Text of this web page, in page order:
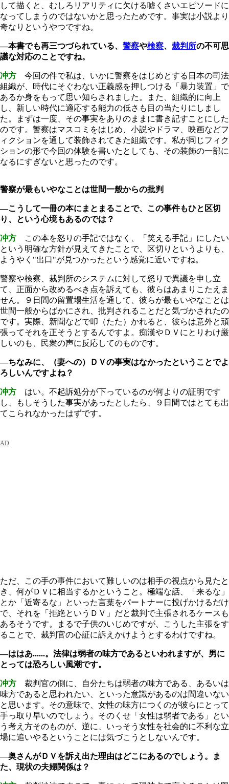
して描くと、むしろリアリティに欠ける嘘くさいエピソードに
なってしまうのではないかと思ったためです。事実は小説より
奇なりというやつですね。
―本書でも再三つづられている、 警察や検察、 裁判所の不可思
議な対応のことですね。
冲方 今回の件で私は、いかに警察をはじめとする日本の司法
組織が、時代にそぐわない正義感を押しつける「暴力装置」で
あるか身をもって思い知らされました。また、組織的に向上
し、新しい時代に適応する能力の低さも目の当たりにしまし
た。まずは一度、その事実をありのままに書き記すことにした
のです。警察はマスコミをはじめ、小説やドラマ、映画などフ
ィクションを通して装飾されてきた組織です。私が同じフィク
ションの形で今回の体験を書いたとしても、その装飾の一部に
なるにすぎないと思ったのです。
警察が最もいやなことは世間一般からの批判
―こうして一冊の本にまとまることで、この事件もひと区切
り、という心境もあるのでは？
冲方 この本を怒りの手記ではなく、「笑える手記」にしたい
という明確な方針が見えてきたことで、区切りというよりも、
ようやく"出口"が見つかったという感覚に近いですね。
警察や検察、裁判所のシステムに対して怒りで異議を申し立
て、正面から改めるべき点を訴えても、彼らはあまりこたえま
せん。９日間の留置場生活を通して、彼らが最もいやなことは
世間一般からばかにされ、批判されることだと気づかされたの
です。実際、新聞などで叩（たた）かれると、彼らは意外と頑
張ってそれを正そうとするんですよ。痴漢やＤＶにとりわけ厳
しいのも、民衆の声に反応してのものです。
―ちなみに、（妻への）ＤＶの事実はなかったということでよ
ろしいんですよね？
冲方 はい。不起訴処分が下っているのが何よりの証明です
し、もしそうした事実があったとしたら、９日間ではとても出
てこられなかったはずです。
ただ、この手の事件において難しいのは相手の視点から見たと
き、何がＤＶに相当するかということ。極端な話、「来るな」
とか「近寄るな」といった言葉をパートナーに投げかけるだけ
で、それを「拒絶というＤＶ」だと裁判で主張されるケースも
あるそうです。まるで子供のいじめですが、こうした主張をす
ることで、裁判官の心証に訴えかけようとするわけですね。
―ははあ......。法律は弱者の味方であるといわれますが、男に
とっては恐ろしい風潮です。
冲方 裁判官の側に、自分たちは弱者の味方である、あるいは
味方であると思われたい、といった意識があるのは間違いない
と思います。その意味で、女性の味方につくのが彼らにとって
手っ取り早いのでしょう。そのくせ「女性は弱者である」とい
う考え方そのものが、逆に、いっそう女性を社会的に不利な立
場に追いやるということには気づこうとしないんです。
―奥さんがＤＶを訴え出た理由はどこにあるのでしょう。ま
た、現状の夫婦関係は？